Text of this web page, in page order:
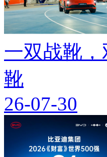
一双战靴
靴
26-07-30